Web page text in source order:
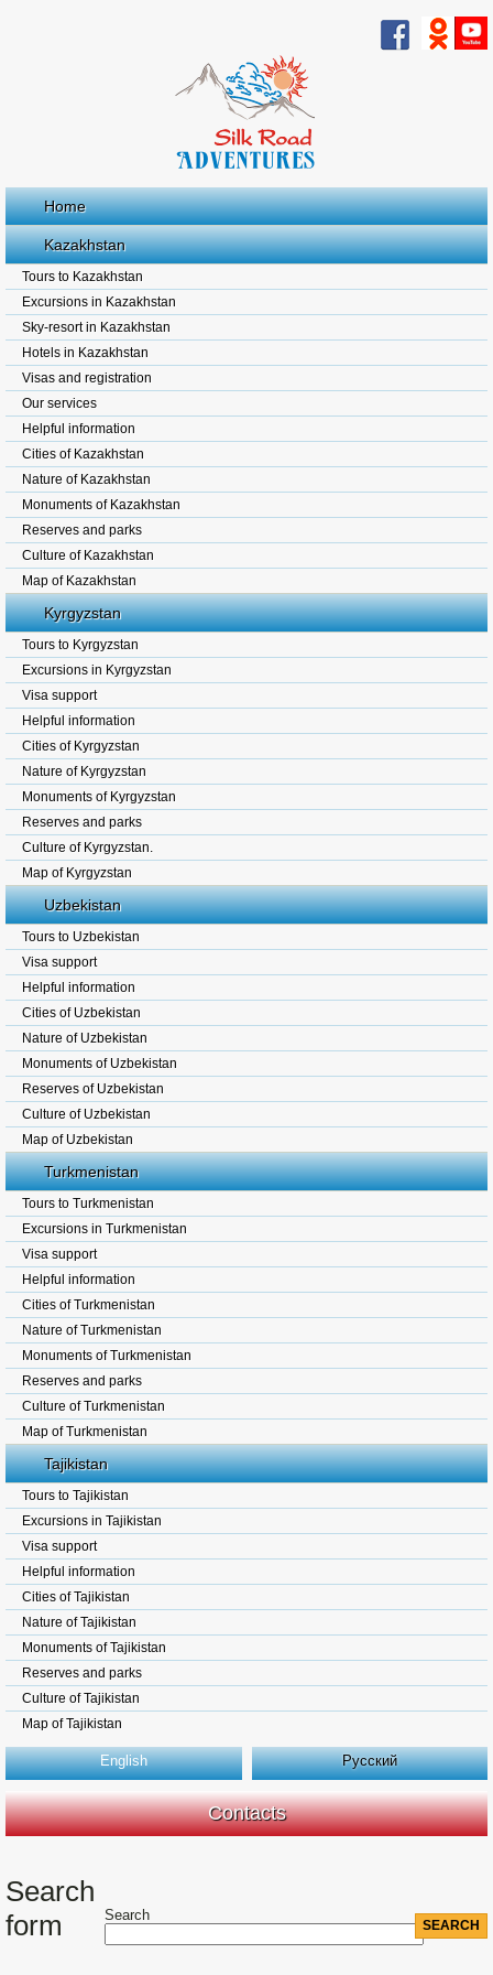
Home
Kazakhstan
Tours to Kazakhstan
Excursions in Kazakhstan
Sky-resort in Kazakhstan
Hotels in Kazakhstan
Visas and registration
Our services
Helpful information
Cities of Kazakhstan
Nature of Kazakhstan
Monuments of Kazakhstan
Reserves and parks
Culture of Kazakhstan
Map of Kazakhstan
Kyrgyzstan
Tours to Kyrgyzstan
Excursions in Kyrgyzstan
Visa support
Helpful information
Cities of Kyrgyzstan
Nature of Kyrgyzstan
Monuments of Kyrgyzstan
Reserves and parks
Culture of Kyrgyzstan.
Map of Kyrgyzstan
Uzbekistan
Tours to Uzbekistan
Visa support
Helpful information
Cities of Uzbekistan
Nature of Uzbekistan
Monuments of Uzbekistan
Reserves of Uzbekistan
Culture of Uzbekistan
Map of Uzbekistan
Turkmenistan
Tours to Turkmenistan
Excursions in Turkmenistan
Visa support
Helpful information
Cities of Turkmenistan
Nature of Turkmenistan
Monuments of Turkmenistan
Reserves and parks
Culture of Turkmenistan
Map of Turkmenistan
Tajikistan
Tours to Tajikistan
Excursions in Tajikistan
Visa support
Helpful information
Cities of Tajikistan
Nature of Tajikistan
Monuments of Tajikistan
Reserves and parks
Culture of Tajikistan
Map of Tajikistan
English Русский
Contacts
Search
form
Search